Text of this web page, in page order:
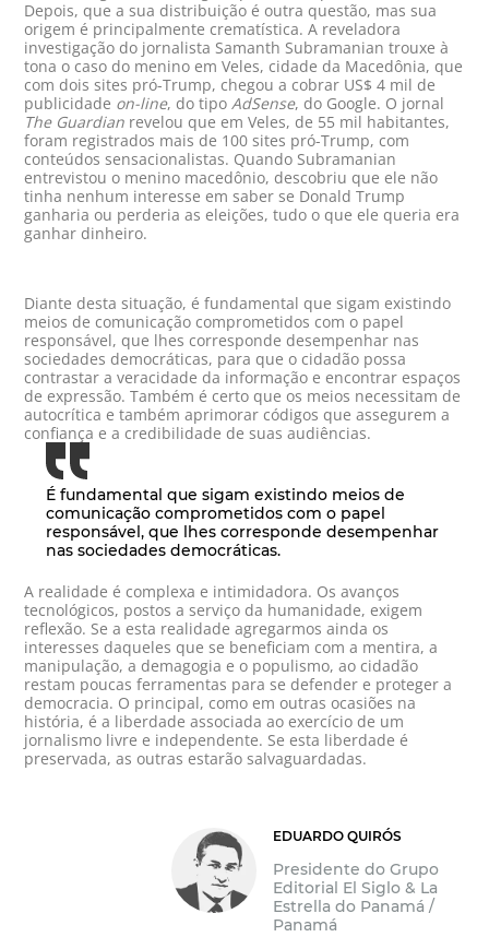
Depois, que a sua distribuição é outra questão, mas sua
origem é principalmente crematística. A reveladora
investigação do jornalista Samanth Subramanian trouxe à
tona o caso do menino em Veles, cidade da Macedônia, que
com dois sites pró-Trump, chegou a cobrar US$ 4 mil de
publicidade on-line, do tipoAdSense, do Google. O jornal
The Guardian revelou que em Veles, de 55 mil habitantes,
foram registrados mais de 100 sites pró-Trump, com
conteúdos sensacionalistas. Quando Subramanian
entrevistou o menino macedônio, descobriu que ele não
tinha nenhum interesse em saber se Donald Trump
ganharia ou perderia as eleições, tudo o que ele queria era
ganhar dinheiro.
Diante desta situação, é fundamental que sigam existindo
meios de comunicação comprometidos com o papel
responsável, que lhes corresponde desempenhar nas
sociedades democráticas, para que o cidadão possa
contrastar a veracidade da informação e encontrar espaços
de expressão. Também é certo que os meios necessitam de
autocrítica e também aprimorar códigos que assegurem a
confiança e a credibilidade de suas audiências.
É fundamental que sigam existindo meios de
comunicação comprometidos com o papel
responsável, que lhes corresponde desempenhar
nas sociedades democráticas.
A realidade é complexa e intimidadora. Os avanços
tecnológicos, postos a serviço da humanidade, exigem
reflexão. Se a esta realidade agregarmos ainda os
interesses daqueles que se beneficiam com a mentira, a
manipulação, a demagogia e o populismo, ao cidadão
restam poucas ferramentas para se defender e proteger a
democracia. O principal, como em outras ocasiões na
história, é a liberdade associada ao exercício de um
jornalismo livre e independente. Se esta liberdade é
preservada, as outras estarão salvaguardadas.
EDUARDO QUIRÓS
Presidente do Grupo
Editorial El Siglo & La
Estrella do Panamá /
Panamá